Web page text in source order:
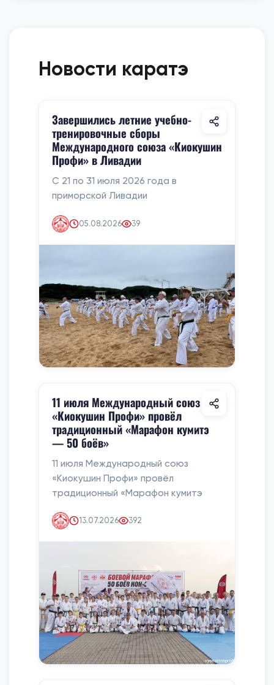
Новости каратэ
Завершились летние учебно-
тренировочные сборы
Международного союза «Киокушин
Профи» в Ливадии
С 21 по 31 июля 2026 года в
приморской Ливадии
05.08.2026 39
11 июля Международный союз
«Киокушин Профи» провёл
традиционный «Марафон кумитэ
— 50 боёв»
11 июля Международный союз
«Киокушин Профи» провёл
традиционный «Марафон кумитэ
13.07.2026 392